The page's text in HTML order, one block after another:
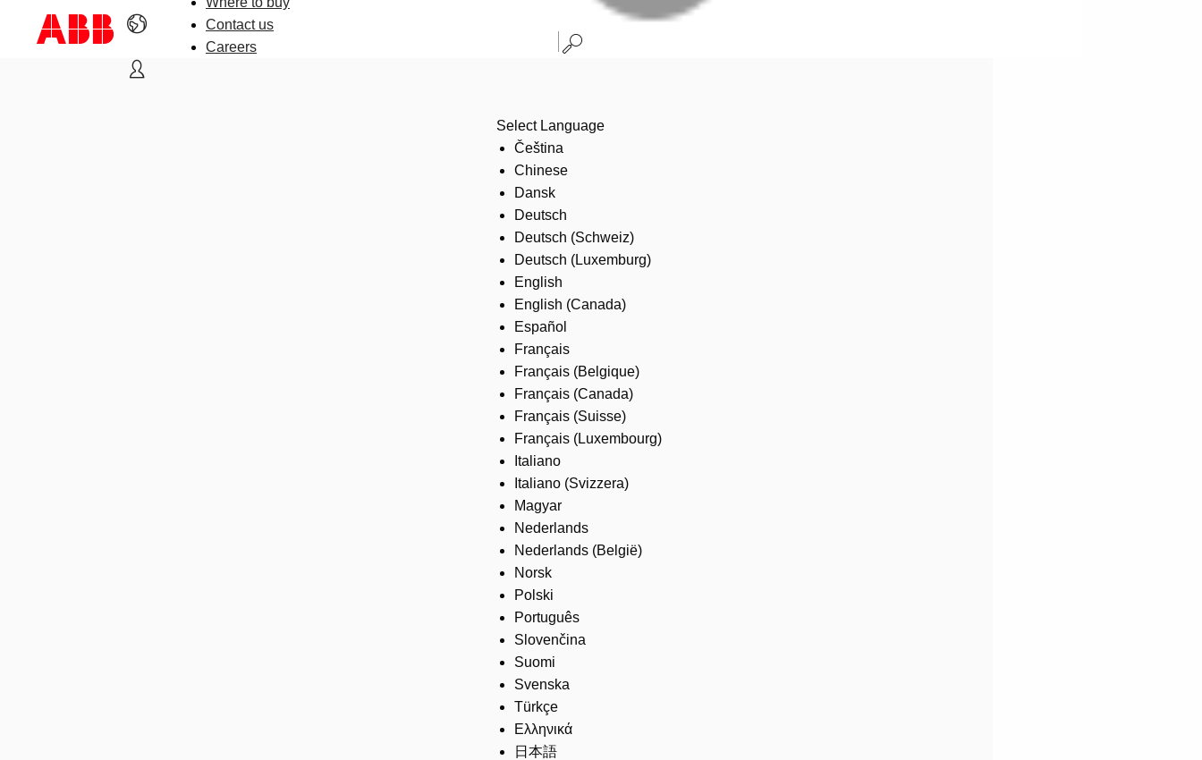
Contact us
Careers
Select Language
Čeština
Chinese
Dansk
Deutsch
Deutsch (Schweiz)
Deutsch (Luxemburg)
English
English (Canada)
Español
Français
Français (Belgique)
Français (Canada)
Français (Suisse)
Français (Luxembourg)
Italiano
Italiano (Svizzera)
Magyar
Nederlands
Nederlands (België)
Norsk
Polski
Português
Slovenčina
Suomi
Svenska
Türkçe
Ελληνικά
日本語